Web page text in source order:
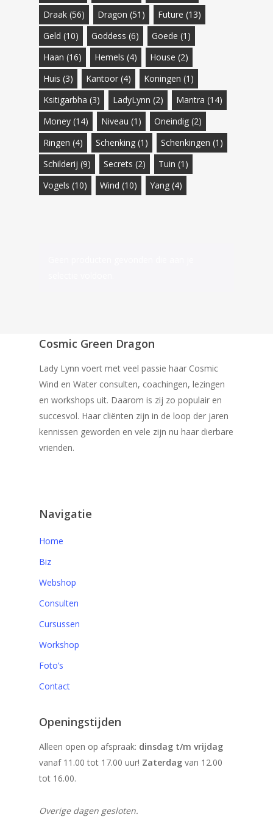
Draak (56) Dragon (51) Future (13)
Geld (10) Goddess (6) Goede (1)
Haan (16) Hemels (4) House (2)
Huis (3) Kantoor (4) Koningen (1)
Ksitigarbha (3) LadyLynn (2) Mantra (14)
Money (14) Niveau (1) Oneindig (2)
Ringen (4) Schenking (1) Schenkingen (1)
Schilderij (9) Secrets (2) Tuin (1)
Vogels (10) Wind (10) Yang (4)
Cosmic Green Dragon
Lady Lynn voert met veel passie haar Cosmic
Wind en Water consulten, coachingen, lezingen
en workshops uit. Daarom is zij zo populair en
succesvol. Haar cliënten zijn in de loop der jaren
kennissen geworden en vele zijn nu haar dierbare
vrienden.
Navigatie
Home
Biz
Webshop
Consulten
Cursussen
Workshop
Foto’s
Contact
Openingstijden
Alleen open op afspraak: dinsdag t/m vrijdag
vanaf 11.00 tot 17.00 uur! Zaterdag van 12.00
tot 16.00.
Overige dagen gesloten.